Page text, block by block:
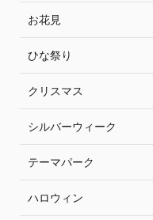
お花見
ひな祭り
クリスマス
シルバーウィーク
テーマパーク
ハロウィン